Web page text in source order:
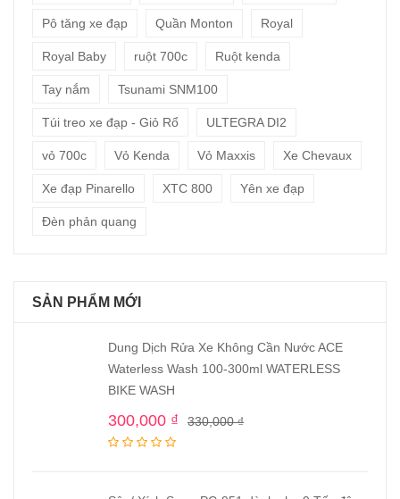
Pô tăng xe đạp Quần Monton Royal
Royal Baby ruột 700c Ruột kenda
Tay nắm Tsunami SNM100
Túi treo xe đạp - Giỏ Rổ ULTEGRA DI2
vỏ 700c Vỏ Kenda Vỏ Maxxis Xe Chevaux
Xe đạp Pinarello XTC 800 Yên xe đạp
Đèn phản quang
SẢN PHẨM MỚI
Dung Dịch Rửa Xe Không Cần Nước ACE
Waterless Wash 100-300ml WATERLESS
BIKE WASH
330,000₫
300,000 ₫